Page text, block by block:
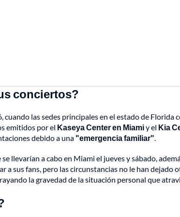
conciertos?
cuando las sedes principales en el estado de
emitidos por el Kaseya Center en Miamiy el Kia
debido a una "emergencia familiar".
llevarían a cabo en Miami el jueves y sábado,
a sus fans, pero las circunstancias no le han dejado
la gravedad de la situación personal que